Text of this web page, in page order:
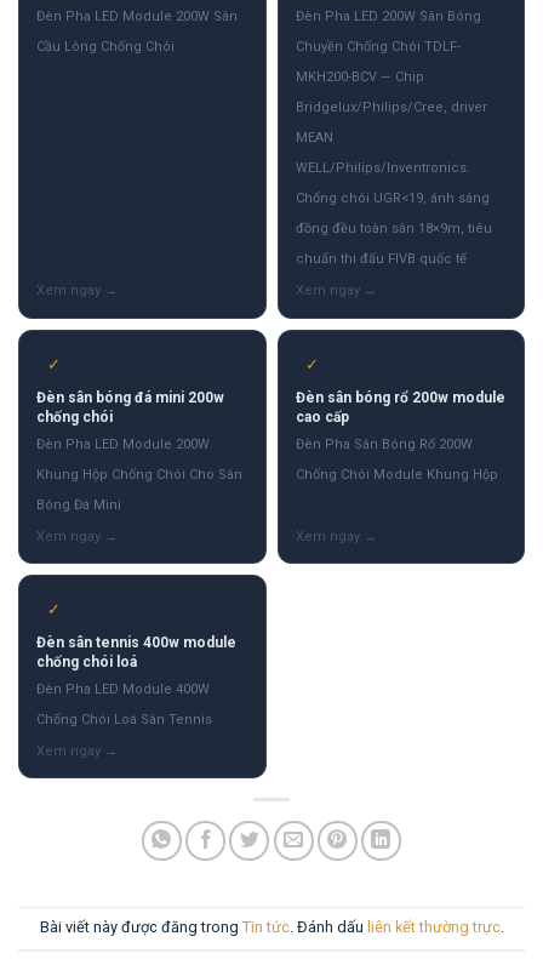
Đèn Pha LED Module 200W Sân
Cầu Lông Chống Chói
Đèn Pha LED 200W Sân Bóng
Chuyền Chống Chói TDLF-
MKH200-BCV — Chip
Bridgelux/Philips/Cree, driver
MEAN
WELL/Philips/Inventronics.
Chống chói UGR<19, ánh sáng
đồng đều toàn sân 18×9m, tiêu
chuẩn thi đấu FIVB quốc tế
✓
Đèn sân bóng đá mini 200w
chống chói
Đèn Pha LED Module 200W
Khung Hộp Chống Chói Cho Sân
Bóng Đá Mini
✓
Đèn sân bóng rổ 200w module
cao cấp
Đèn Pha Sân Bóng Rổ 200W
Chống Chói Module Khung Hộp
✓
Đèn sân tennis 400w module
chống chói loá
Đèn Pha LED Module 400W
Chống Chói Loá Sân Tennis
Bài viết này được đăng trong Tin tức. Đánh dấu liên kết thường trực.